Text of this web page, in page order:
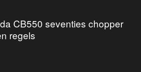
CB550 seventies chopper
regels